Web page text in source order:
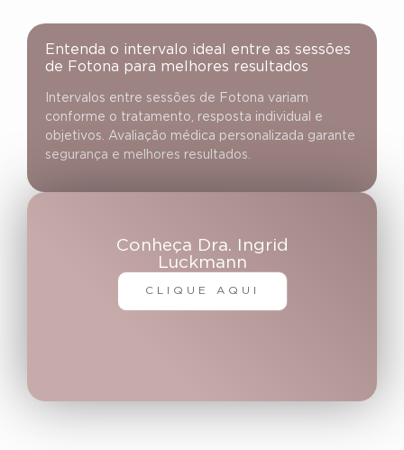
Entenda o intervalo ideal entre as sessões
de Fotona para melhores resultados
Intervalos entre sessões de Fotona variam
conforme o tratamento, resposta individual e
objetivos. Avaliação médica personalizada garante
segurança e melhores resultados.
Conheça Dra. Ingrid
Luckmann
CLIQUE AQUI